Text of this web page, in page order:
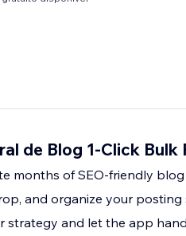
de Blog 1-Click Bulk
months of SEO-friendly
and organize your
strategy and let the app